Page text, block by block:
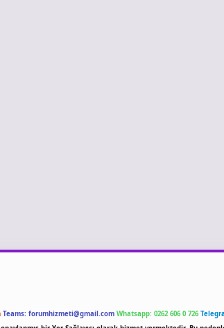
Teams: forumhizmeti@gmail.com Whatsapp: 0262 606 0 726